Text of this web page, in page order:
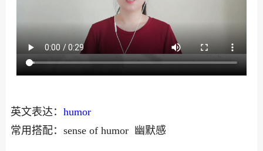
英文表达： humor
常用搭配：sense of humor 幽默感